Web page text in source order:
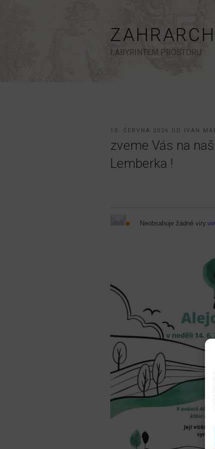
LABYRINTEM PROSTORU
PUBLIKOVÁNO
10. ČERVNA 2026 OD IVAN
zveme Vás na
Lemberka !
Neobsahuje žádné viry.